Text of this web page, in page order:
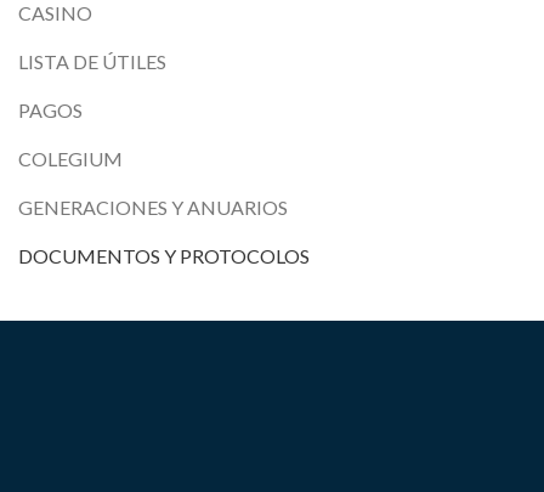
CASINO
LISTA DE ÚTILES
PAGOS
COLEGIUM
GENERACIONES Y ANUARIOS
DOCUMENTOS Y PROTOCOLOS